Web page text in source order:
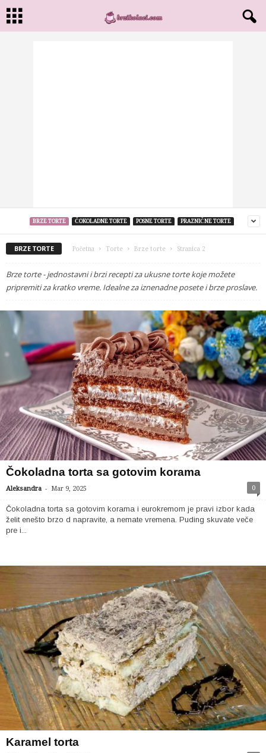
BRZE TORTE ČOKOLADNE TORTE POSNE TORTE PRAZNIČNE TORTE
BRZE TORTE Početna Torte Brze torte Stranica 2
Brze torte - jednostavni i brzi recepti za ukusne torte koje možete
pripremiti za kratko vreme. Idealne za iznenadne posete i brze proslave.
Čokoladna torta sa gotovim korama
Aleksandra - Mar 9, 2025 0
Čokoladna torta sa gotovim korama i eurokremom je pravi izbor kada
želit enešto brzo d napravite, a nemate vremena. Puding skuvate veče
pre i...
Karamel torta